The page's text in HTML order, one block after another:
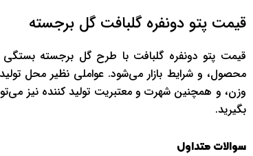
قیمت پتو دونفره گلبافت گل برجسته
قیمت پتو دونفره گلبافت با طرح گل برجسته بستگی
محصول، و شرایط بازار می‌شود. عواملی نظیر محل
وزن، و همچنین شهرت و معتبریت تولید کننده نیز
بگیرید.
سوالات متداول